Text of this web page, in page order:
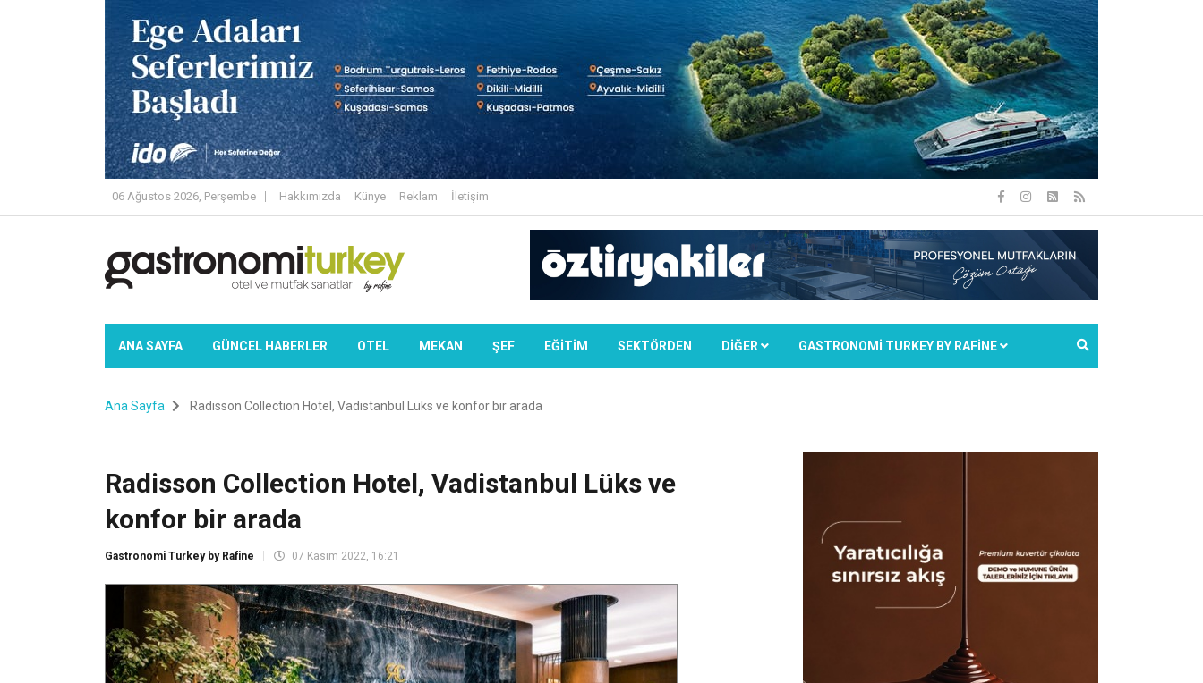
06 Ağustos 2026, Perşembe Hakkımızda Künye Reklam İletişim
ANA SAYFA GÜNCEL HABERLER OTEL MEKAN ŞEF EĞİTİM SEKTÖRDEN DIĞER GASTRONOMİ TURKEY BY RAFİNE
Ana Sayfa Radisson Collection Hotel, Vadistanbul Lüks ve konfor bir arada
Radisson Collection Hotel, Vadistanbul Lüks ve
konfor bir arada
Gastronomi Turkey by Rafine 07 Kasım 2022, 16:21